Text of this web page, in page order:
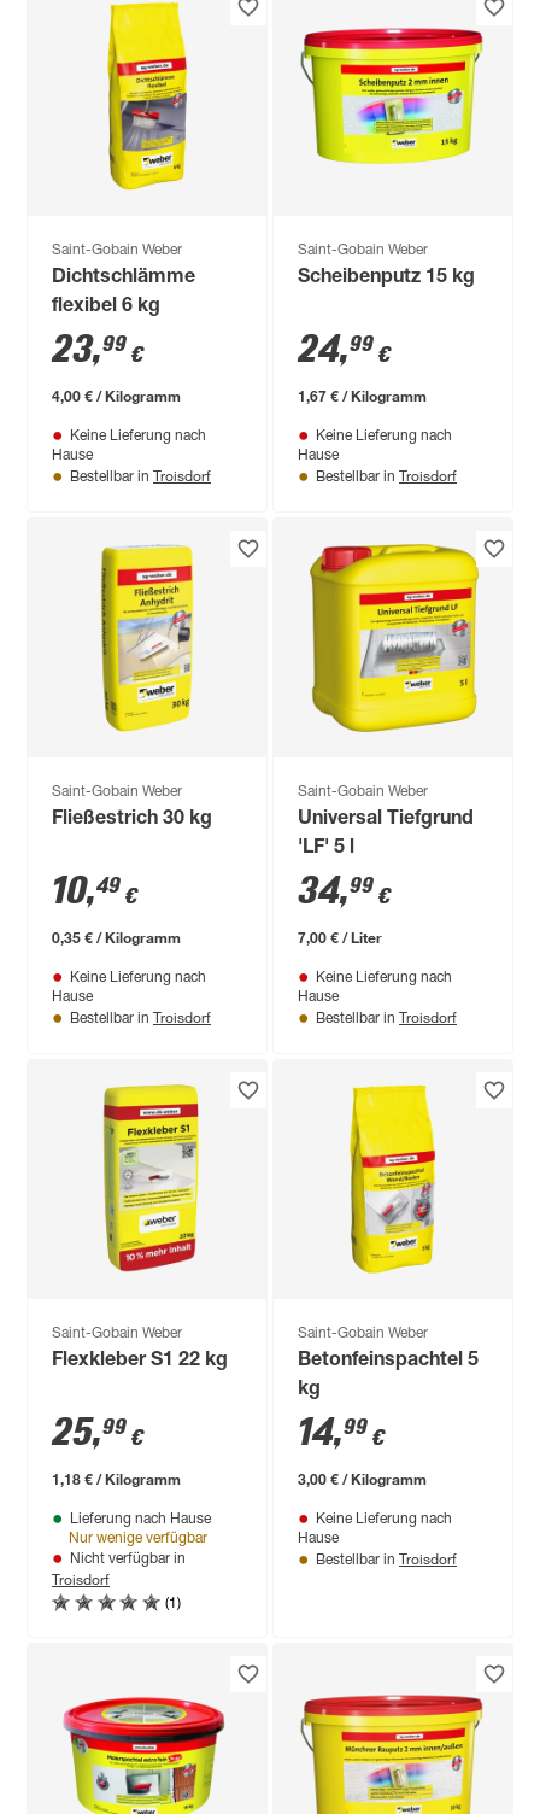
Saint-Gobain Weber
Dichtschlämme
flexibel 6 kg
23,99 €
4,00 € / Kilogramm
Keine Lieferung nach
Hause
Bestellbar in Troisdorf
Saint-Gobain Weber
Scheibenputz 15 kg
24,99 €
1,67 € / Kilogramm
Keine Lieferung nach
Hause
Bestellbar in Troisdorf
Saint-Gobain Weber
Fließestrich 30 kg
10,49 €
0,35 € / Kilogramm
Keine Lieferung nach
Hause
Bestellbar in Troisdorf
Saint-Gobain Weber
Universal Tiefgrund
'LF' 5 l
34,99 €
7,00 € / Liter
Keine Lieferung nach
Hause
Bestellbar in Troisdorf
Saint-Gobain Weber
Flexkleber S1 22 kg
25,99 €
1,18 € / Kilogramm
Lieferung nach Hause
Nur wenige verfügbar
Nicht verfügbar in
Troisdorf
(1)
Saint-Gobain Weber
Betonfeinspachtel 5
kg
14,99 €
3,00 € / Kilogramm
Keine Lieferung nach
Hause
Bestellbar in Troisdorf